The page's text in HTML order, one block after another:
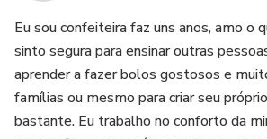
Eu sou confeiteira faz uns anos, amo o
sinto segura para ensinar outras
aprender a fazer bolos gostosos e
famílias ou mesmo para criar seu
bastante. Eu trabalho no conforto da